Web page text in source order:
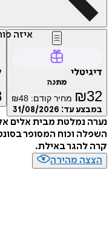
איזה פורמט
₪ מחיר קודם: ₪48
עד:31/08/2026
48
נמלטת מבית אלים אל
וכוח המסופר
באילת.
מהירה